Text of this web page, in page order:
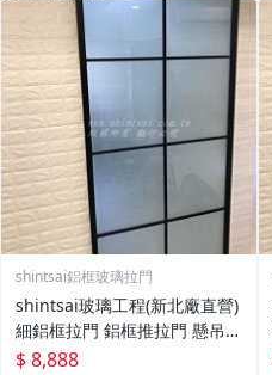
shintsai鋁框玻璃拉門
shintsai玻璃工程(新北廠直營)
細鋁框拉門 鋁框推拉門 懸吊滑
門 鐵框隔間 鐵框屏風玻璃安裝
$ 8,888